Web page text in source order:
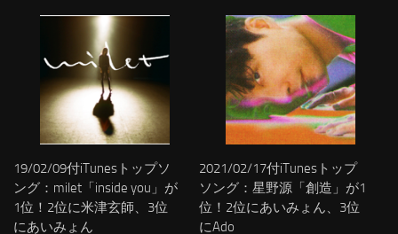
19/02/09付iTunesトップソ
ング：milet「inside you」が
1位！2位に米津玄師、3位
にあいみょん
2021/02/17付iTunesトップ
ソング：星野源「創造」が1
位！2位にあいみょん、3位
にAdo